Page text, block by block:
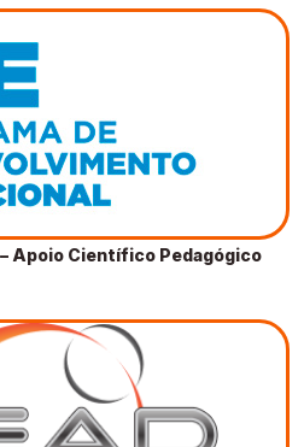
Apoio Científico Pedagógico